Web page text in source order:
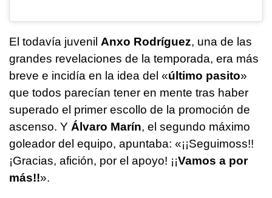
El todavía juvenil Anxo Rodríguez, una de las
grandes revelaciones de la temporada, era más
breve e incidía en la idea del «último pasito»
que todos parecían tener en mente tras haber
superado el primer escollo de la promoción de
ascenso. Y Álvaro Marín, el segundo máximo
goleador del equipo, apuntaba: «¡¡Seguimoss!!
¡Gracias, afición, por el apoyo! ¡¡Vamos a por
más!!».